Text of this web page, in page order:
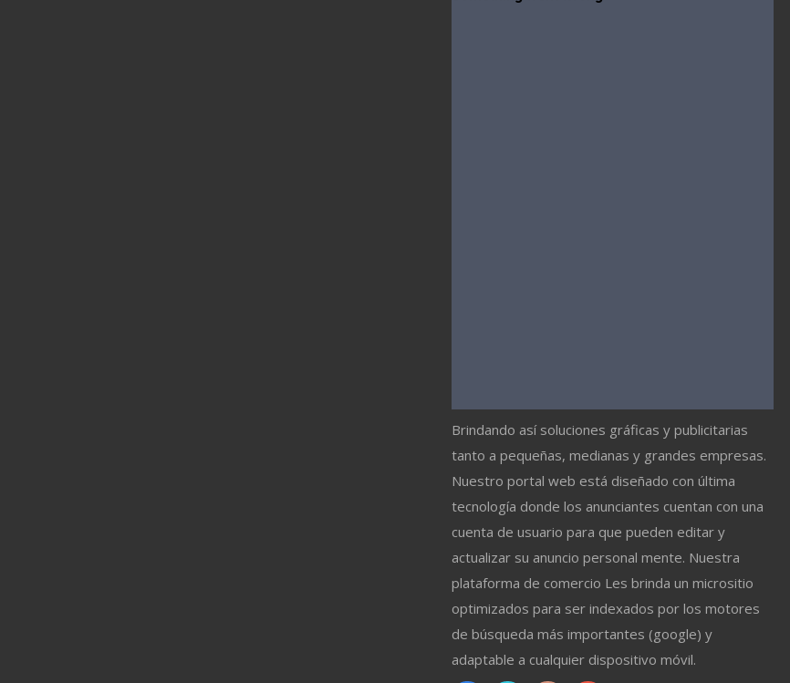
Brindando así soluciones gráficas y publicitarias
tanto a pequeñas, medianas y grandes empresas.
Nuestro portal web está diseñado con última
tecnología donde los anunciantes cuentan con una
cuenta de usuario para que pueden editar y
actualizar su anuncio personal mente. Nuestra
plataforma de comercio Les brinda un micrositio
optimizados para ser indexados por los motores
de búsqueda más importantes (google) y
adaptable a cualquier dispositivo móvil.